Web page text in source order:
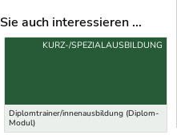
auch interessieren ...
Diplomtrainer/innenausbildung (Diplom-
Modul)
KURZ-/SPEZIALAUSBILDUNG